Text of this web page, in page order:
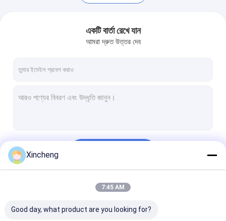
একটি বার্তা রেখে যান
আমরা দ্রুত উত্তর দেব
Xincheng
7:45 AM
Good day, what product are you looking for?